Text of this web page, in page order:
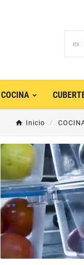
COCINA
Inicio